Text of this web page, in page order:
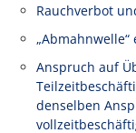
Rauchverbot
Anspruch auf
denselben